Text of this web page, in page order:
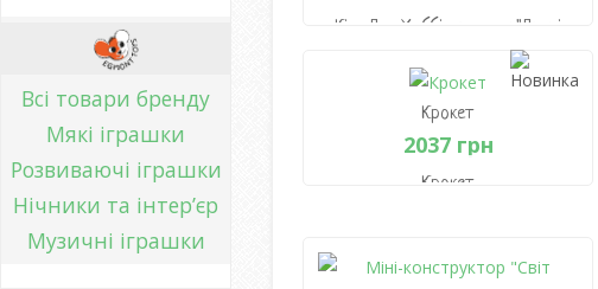
Всі товари бренду
Мякі іграшки
Розвиваючі іграшки
Нічники та інтер’єр
Музичні іграшки
Кінь Для Хоббіхорсингу "Друзі
3373 грн
В Кошик
Крокет
2037 грн
Крокет
В Кошик